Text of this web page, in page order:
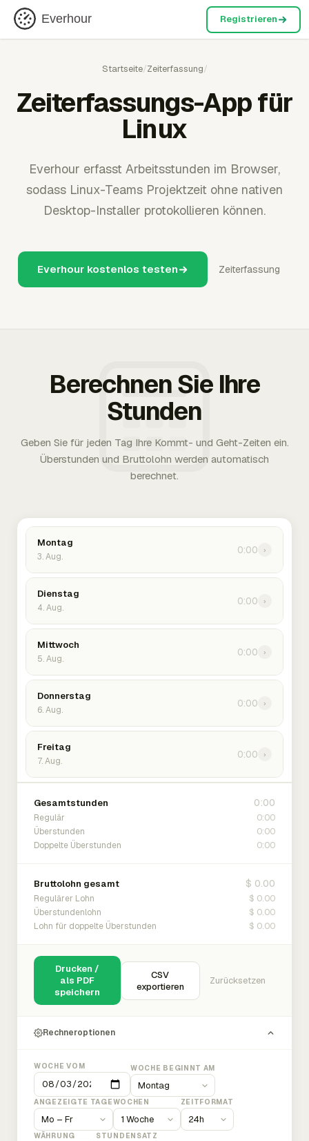
Everhour Registrieren
Startseite/Zeiterfassung/
Zeiterfassungs-App für
Linux
Everhour erfasst Arbeitsstunden im Browser,
sodass Linux-Teams Projektzeit ohne nativen
Desktop-Installer protokollieren können.
Everhour kostenlos testen Zeiterfassung
Berechnen Sie Ihre
Stunden
Geben Sie für jeden Tag Ihre Kommt- und Geht-Zeiten ein.
Überstunden und Bruttolohn werden automatisch
berechnet.
Montag
3. Aug.
0:00 ›
Dienstag
4. Aug.
0:00 ›
Mittwoch
5. Aug.
0:00 ›
Donnerstag
6. Aug.
0:00 ›
Freitag
7. Aug.
0:00 ›
Gesamtstunden 0:00
Regulär 0:00
Überstunden 0:00
Doppelte Überstunden 0:00
Bruttolohn gesamt $ 0.00
Regulärer Lohn $ 0.00
Überstundenlohn $ 0.00
Lohn für doppelte Überstunden $ 0.00
Drucken /
als PDF
speichern
CSV
exportieren
Zurücksetzen
Rechneroptionen
WOCHE VOM WOCHE BEGINNT AM
ANGEZEIGTE TAGEWOCHEN ZEITFORMAT
WÄHRUNG STUNDENSATZ